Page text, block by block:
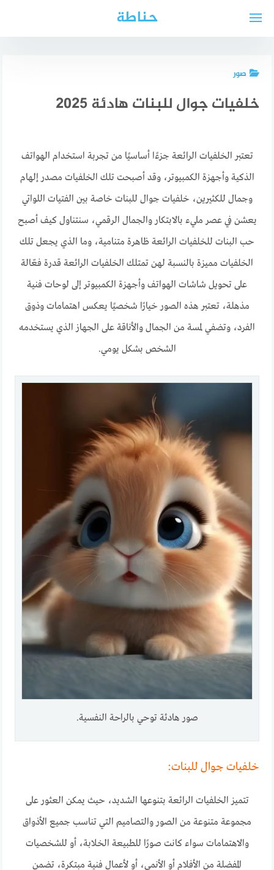
حناطة
صور
خلفيات جوال للبنات هادئة 2025
تعتبر الخلفيات الرائعة جزءًا أساسيًا من تجربة استخدام الهواتف
الذكية وأجهزة الكمبيوتر، وقد أصبحت تلك الخلفيات مصدر إلهام
وجمال للكثيرين، خلفيات جوال للبنات خاصة بين الفتيات اللواتي
يعشن في عصر مليء بالابتكار والجمال الرقمي، سنتناول كيف أصبح
حب البنات للخلفيات الرائعة ظاهرة متنامية، وما الذي يجعل تلك
الخلفيات مميزة بالنسبة لهن تمتلك الخلفيات الرائعة قدرة فعّالة
على تحويل شاشات الهواتف وأجهزة الكمبيوتر إلى لوحات فنية
مذهلة، تعتبر هذه الصور خيارًا شخصيًا يعكس اهتمامات وذوق
الفرد، وتضفي لمسة من الجمال والأناقة على الجهاز الذي يستخدمه
الشخص بشكل يومي.
صور هادئة توحي بالراحة النفسية.
خلفيات جوال للبنات:
تتميز الخلفيات الرائعة بتنوعها الشديد، حيث يمكن العثور على
مجموعة متنوعة من الصور والتصاميم التي تناسب جميع الأذواق
والاهتمامات سواء كانت صورًا للطبيعة الخلابة، أو للشخصيات
المفضلة من الأفلام أو الأنمي، أو لأعمال فنية مبتكرة، تضمن